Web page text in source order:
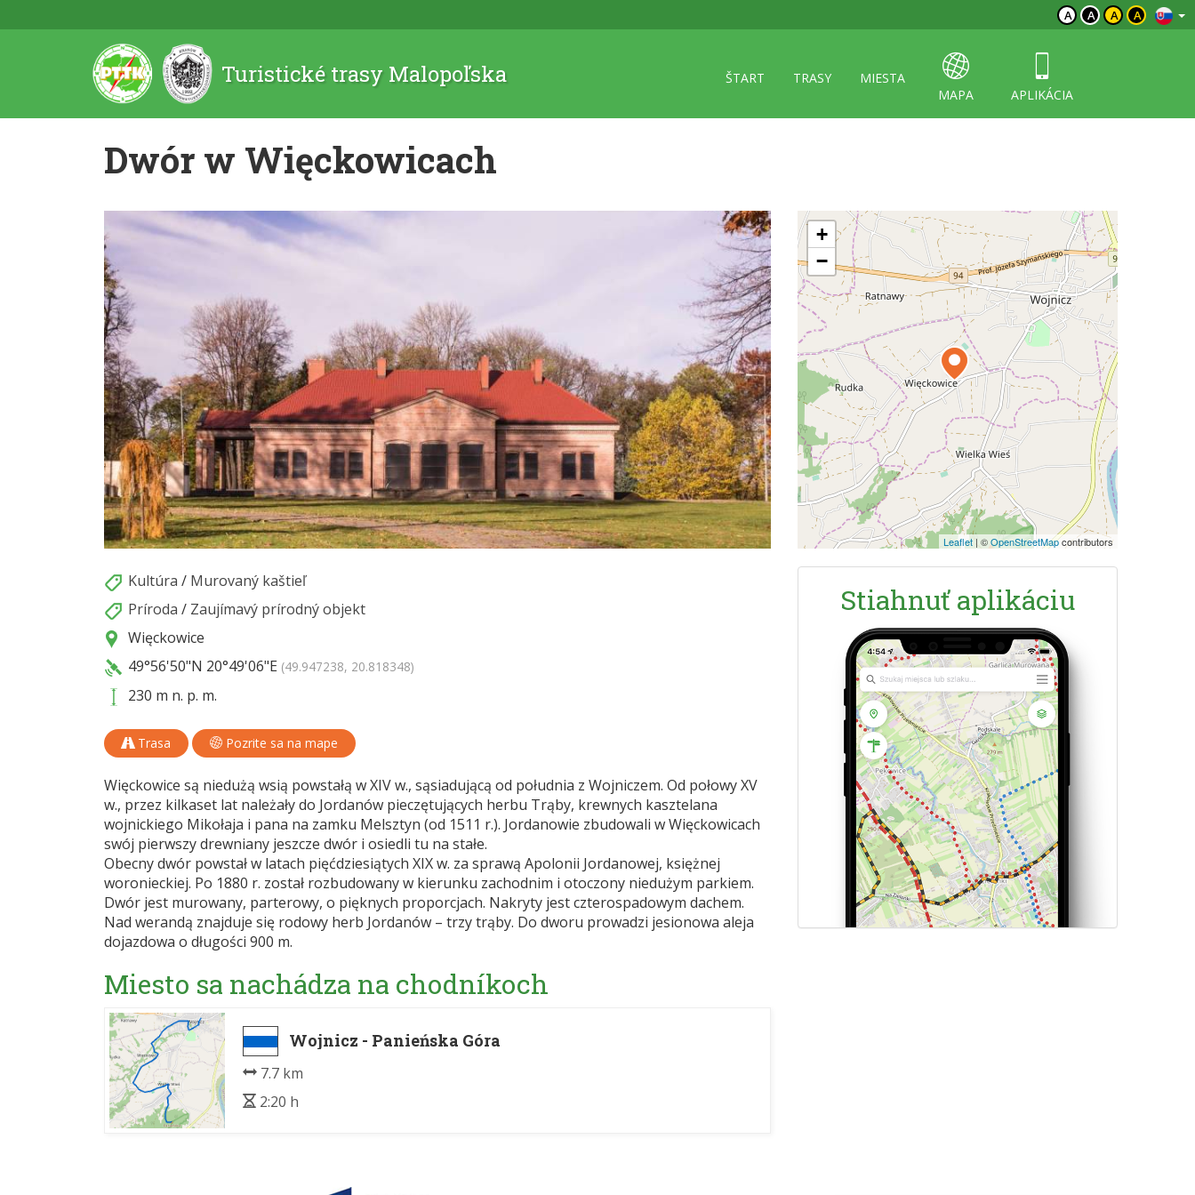
A A A A
Turistické trasy Malopoľska ŠTART TRASY
MIESTA
MAPA
APLIKÁCIA
Dwór w Więckowicach
Kultúra / Murovaný kaštieľ
Príroda / Zaujímavý prírodný objekt
Więckowice
49°56'50"N 20°49'06"E (49.947238, 20.818348)
230 m n. p. m.
Trasa Pozrite sa na mape
Więckowice są niedużą wsią powstałą w XIV w., sąsiadującą od południa z Wojniczem. Od połowy XV
w., przez kilkaset lat należały do Jordanów pieczętujących herbu Trąby, krewnych kasztelana
wojnickiego Mikołaja i pana na zamku Melsztyn (od 1511 r.). Jordanowie zbudowali w Więckowicach
swój pierwszy drewniany jeszcze dwór i osiedli tu na stałe.
Obecny dwór powstał w latach pięćdziesiątych XIX w. za sprawą Apolonii Jordanowej, księżnej
woronieckiej. Po 1880 r. został rozbudowany w kierunku zachodnim i otoczony niedużym parkiem.
Dwór jest murowany, parterowy, o pięknych proporcjach. Nakryty jest czterospadowym dachem.
Nad werandą znajduje się rodowy herb Jordanów – trzy trąby. Do dworu prowadzi jesionowa aleja
dojazdowa o długości 900 m.
Miesto sa nachádza na chodníkoch
Wojnicz - Panieńska Góra
7.7 km
2:20 h
+
−
Leaflet | ©OpenStreetMapcontributors
Stiahnuť aplikáciu